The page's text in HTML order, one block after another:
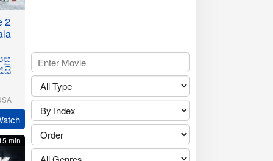
2
min